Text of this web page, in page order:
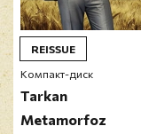
REISSUE
Компакт-диск
Tarkan
Metamorfoz